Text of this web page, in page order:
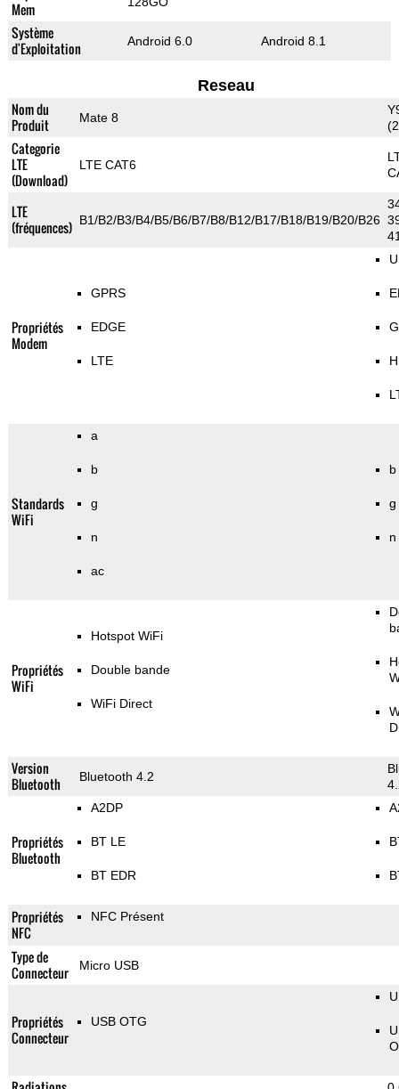
Mem
Système
d'Exploitation
Android 6.0 Android 8.1
Reseau
Nom du
Produit
Mate 8
Categorie
LTE
(Download)
LTE CAT6
LTE
(fréquences) B1/B2/B3/B4/B5/B6/B7/B8/B12/B17/B18/B19/B20/B26
Propriétés
Modem
GPRS
EDGE
LTE
Standards
WiFi
a
b
g
n
ac
b
g
n
Propriétés
WiFi
Hotspot WiFi
Double bande
WiFi Direct
Version
Bluetooth
Bluetooth 4.2
Propriétés
Bluetooth
A2DP
BT LE
BT EDR
Propriétés
NFC
NFC Présent
Type de
Connecteur
Micro USB
Propriétés
Connecteur
USB OTG